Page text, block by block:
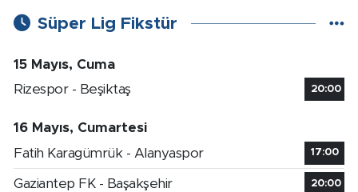
Süper Lig Fikstür
15 Mayıs, Cuma
Rizespor - Beşiktaş
20:00
16 Mayıs, Cumartesi
Fatih Karagümrük - Alanyaspor
17:00
Gaziantep FK - Başakşehir 20:00